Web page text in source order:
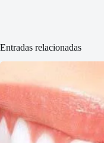
Entradas relacionadas